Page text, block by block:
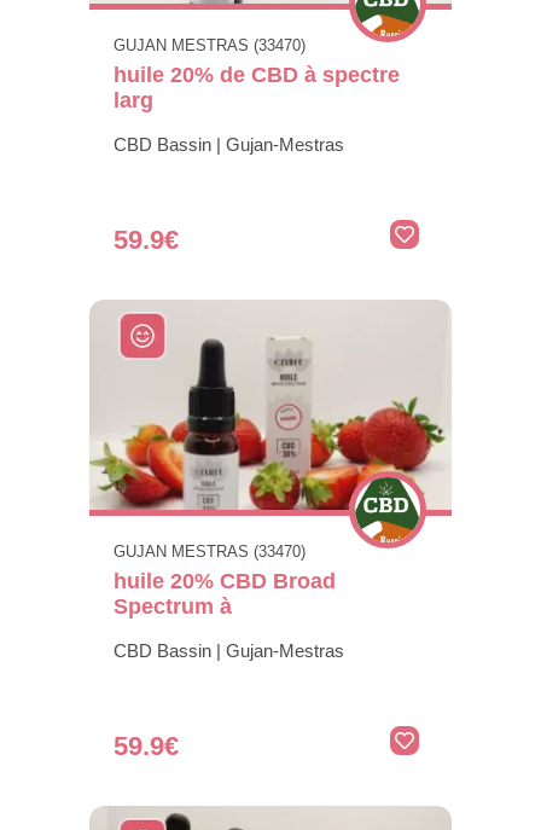
GUJAN MESTRAS (33470)
huile 20% de CBD à spectre
larg
CBD Bassin | Gujan-Mestras
59.9€
GUJAN MESTRAS (33470)
huile 20% CBD Broad
Spectrum à
CBD Bassin | Gujan-Mestras
59.9€